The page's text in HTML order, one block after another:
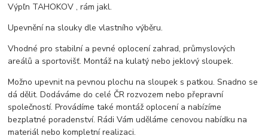
Výpľn TAHOKOV , rám jakl.
Upevnění na slouky dle vlastního výběru.
Vhodné pro stabilní a pevné oplocení zahrad, průmyslových
areálů a sportovišť. Montáž na kulatý nebo jeklový sloupek.
Možno upevnit na pevnou plochu na sloupek s patkou. Snadno se
dá dělit. Dodáváme do celé ČR rozvozem nebo přepravní
společností. Provádíme také montáž oplocení a nabízíme
bezplatné poradenství. Rádi Vám uděláme cenovou nabídku na
materiál nebo kompletní realizaci.